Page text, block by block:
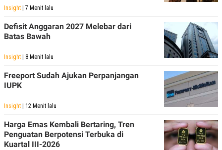
V
JARINGAN
K
N
T
A
A
D
E
M
P
E
S
E
E
A
E
Insight | 7 Menit lalu
Defisit Anggaran 2027 Melebar dari
Batas Bawah
Insight | 8 Menit lalu
Freeport Sudah Ajukan Perpanjangan
IUPK
Insight | 12 Menit lalu
Harga Emas Kembali Bertaring, Tren
Penguatan Berpotensi Terbuka di
Kuartal III-2026